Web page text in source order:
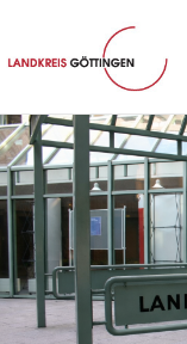
Zum Hauptinhalt